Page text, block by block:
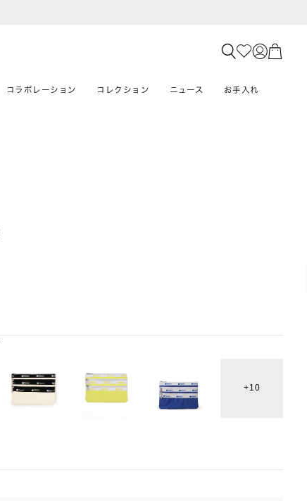
コラボレーション コレクション ニュース お手入れ
10